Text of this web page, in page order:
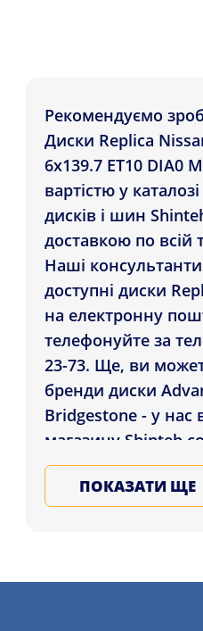
Рекомендуємо
Диски Replica
6x139.7 ET10 DIA0
вартістю у
дисків і шин
доставкою по всій
Наші
доступні диски
на електронну
телефонуйте за
23-73. Ще, ви
бренди диски
Bridgestone - у нас
магазину
доставку Диски
8x17 6x139.7 ET10
ПОКАЗАТИ ЩЕ